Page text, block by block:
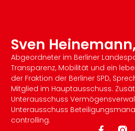
Sven
Abgeordneter im Berliner
Transparenz, Mobilität und ein
der Fraktion der Berliner SPD,
Mitglied im Hauptausschuss.
Unterausschuss
Unterausschuss
controlling.